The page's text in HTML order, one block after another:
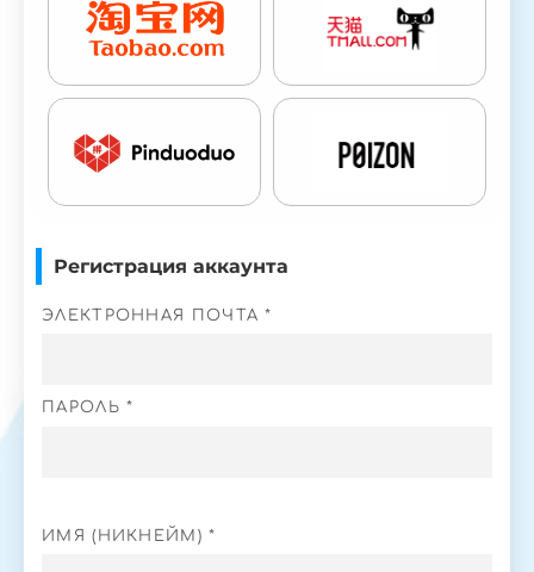
Регистрация аккаунта
ЭЛЕКТРОННАЯ ПОЧТА *
ПАРОЛЬ *
ИМЯ (НИКНЕЙМ) *